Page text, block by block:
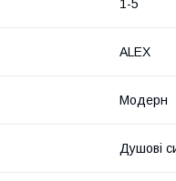
1-5
ALEX
Модерн
Душові